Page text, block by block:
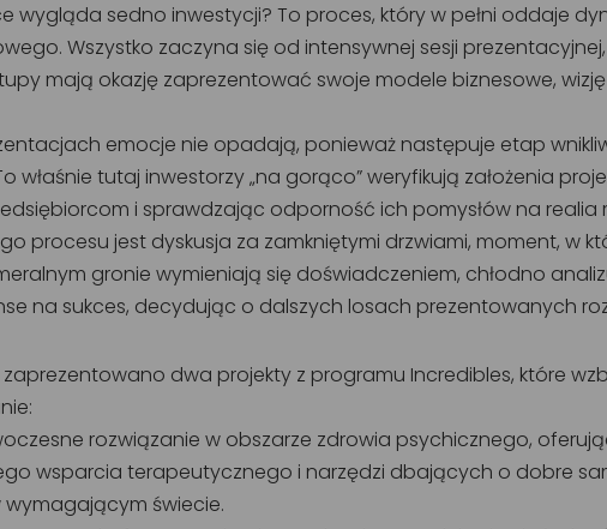
wygląda sedno inwestycji? To proces, który w pełni oddaje
Wszystko zaczyna się od intensywnej sesji
mają okazję zaprezentować swoje modele biznesowe,
emocje nie opadają, ponieważ następuje etap
właśnie tutaj inwestorzy „na gorąco” weryfikują założenia
i sprawdzając odporność ich pomysłów na realia
procesu jest dyskusja za zamkniętymi drzwiami, moment, w
gronie wymieniają się doświadczeniem, chłodno
na sukces, decydując o dalszych losach prezentowanych
zaprezentowano dwa projekty z programu Incredibles, które
rozwiązanie w obszarze zdrowia psychicznego,
wsparcia terapeutycznego i narzędzi dbających o dobre
świecie.